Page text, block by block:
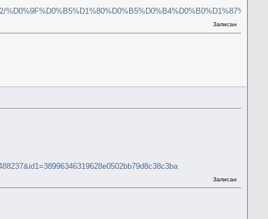
Записан
Записан